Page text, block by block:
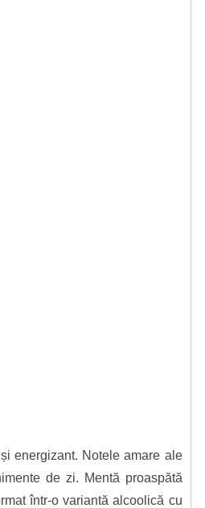
energizant. Notele amare ale
de zi. Mentă proaspătă
într-o variantă alcoolică cu